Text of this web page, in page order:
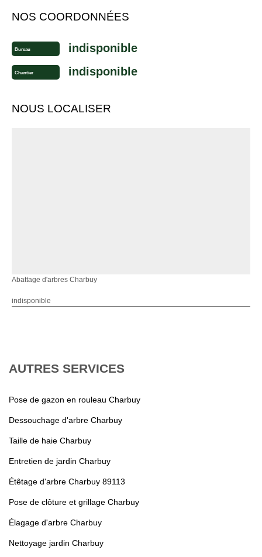
NOS COORDONNÉES
Bureau indisponible
Chantier indisponible
NOUS LOCALISER
Abattage d'arbres Charbuy
indisponible
AUTRES SERVICES
Pose de gazon en rouleau Charbuy
Dessouchage d'arbre Charbuy
Taille de haie Charbuy
Entretien de jardin Charbuy
Étêtage d'arbre Charbuy 89113
Pose de clôture et grillage Charbuy
Élagage d'arbre Charbuy
Nettoyage jardin Charbuy